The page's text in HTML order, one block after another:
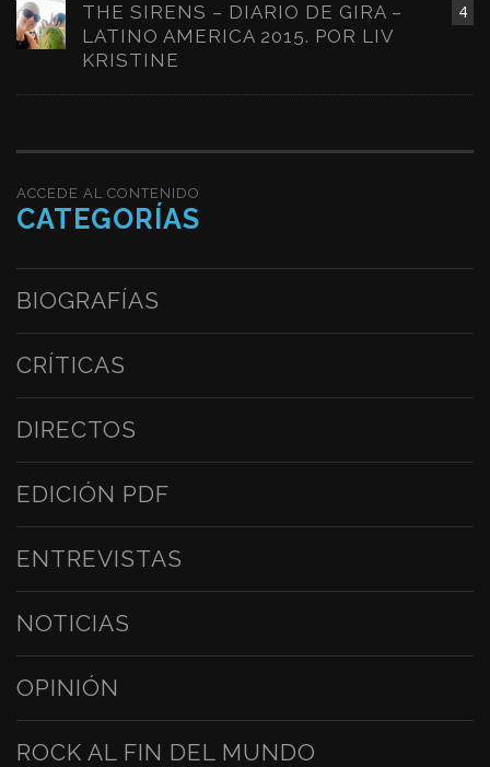
4
THE SIRENS – DIARIO DE GIRA –
LATINO AMERICA 2015. POR LIV
KRISTINE
ACCEDE AL CONTENIDO
CATEGORÍAS
BIOGRAFÍAS
CRÍTICAS
DIRECTOS
EDICIÓN PDF
ENTREVISTAS
NOTICIAS
OPINIÓN
ROCK AL FIN DEL MUNDO